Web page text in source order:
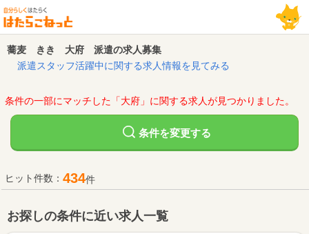
蕎麦 きき 大府 派遣の求人募集
派遣スタッフ活躍中に関する求人情報を見てみる
条件の一部にマッチした「大府」に関する求人が見つかりました。
条件を変更する
ヒット件数： 434件
お探しの条件に近い求人一覧